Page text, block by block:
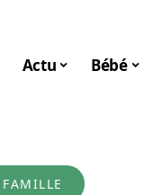
Actu Bébé
FAMILLE